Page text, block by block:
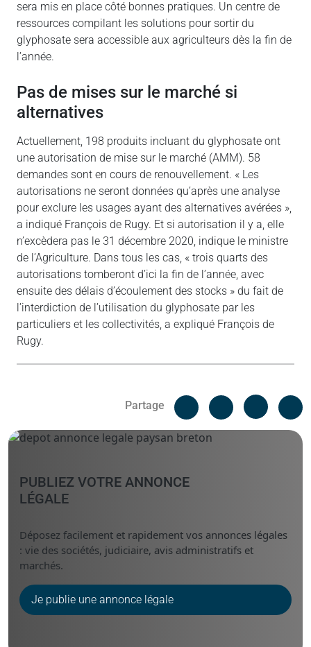
sera mis en place côté bonnes pratiques. Un centre de
ressources compilant les solutions pour sortir du
glyphosate sera accessible aux agriculteurs dès la fin de
l’année.
Pas de mises sur le marché si
alternatives
Actuellement, 198 produits incluant du glyphosate ont
une autorisation de mise sur le marché (AMM). 58
demandes sont en cours de renouvellement. « Les
autorisations ne seront données qu’après une analyse
pour exclure les usages ayant des alternatives avérées »,
a indiqué François de Rugy. Et si autorisation il y a, elle
n’excèdera pas le 31 décembre 2020, indique le ministre
de l’Agriculture. Dans tous les cas, « trois quarts des
autorisations tomberont d’ici la fin de l’année, avec
ensuite des délais d’écoulement des stocks » du fait de
l’interdiction de l’utilisation du glyphosate par les
particuliers et les collectivités, a expliqué François de
Rugy.
Partage
Facebook
Linked
PUBLIEZ VOTRE ANNONCE
LÉGALE
Déposez facilement et rapidement vos annonces légales
: vie des sociétés, judiciaire, avis administratifs et
marchés.
Je publie une annonce légale